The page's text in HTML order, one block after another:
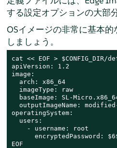
する設定オプションの大部
OSイメージの非常に基本
しましょう。
cat << EOF > $CONFIG_DIR/
apiVersion: 1.2
image:
  arch: x86_64
  imageType: raw
baseImage: SL-
outputImageName:
operatingSystem:
  users:
    - username: root
encryptedPassword:
EOF